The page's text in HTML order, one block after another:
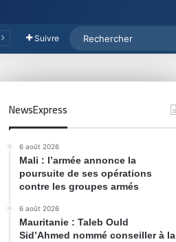
Suivre
NewsExpress
6 août 2026
Mali : l’armée annonce la
poursuite de ses opérations
contre les groupes armés
6 août 2026
Mauritanie : Taleb Ould
Sid’Ahmed nommé conseiller à la